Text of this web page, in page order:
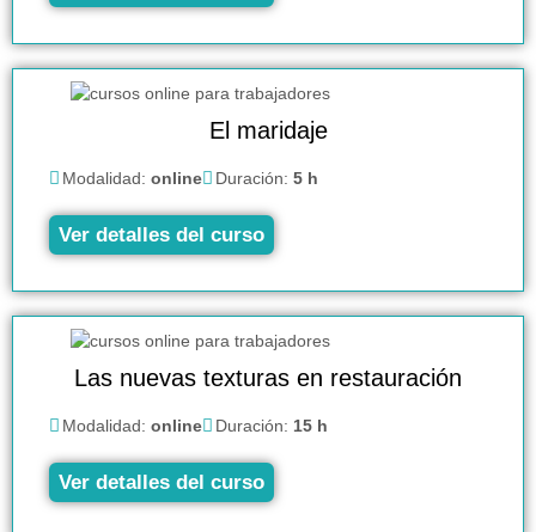
El maridaje
Modalidad: online Duración: 5 h
Ver detalles del curso
Las nuevas texturas en restauración
Modalidad: online Duración: 15 h
Ver detalles del curso